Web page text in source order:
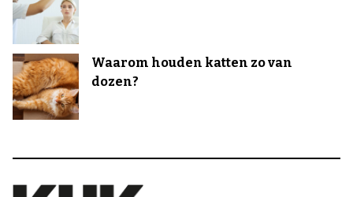
Waarom houden katten zo van
dozen?